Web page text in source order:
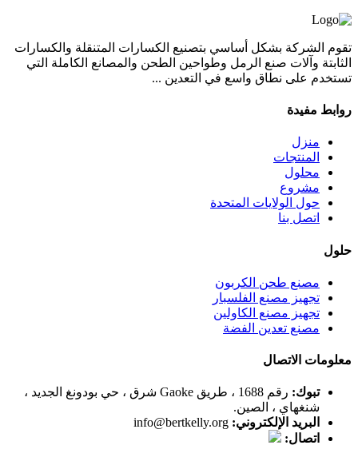
تقوم الشركة بشكل أساسي بتصنيع الكسارات المتنقلة والكسارات
الثابتة وآلات صنع الرمل وطواحين الطحن والمصانع الكاملة التي
تستخدم على نطاق واسع في التعدين ...
روابط مفيدة
منزل
المنتجات
محلول
مشروع
حول الولايات المتحدة
اتصل بنا
حلول
مصنع طحن الكربون
تجهيز مصنع الفلسبار
تجهيز مصنع الكاولين
مصنع تعدين الفضة
معلومات الاتصال
تبوك:
رقم 1688 ، طريق Gaoke شرق ، حي بودونغ الجديد ،
شنغهاي ، الصين.
البريد الإلكتروني: info@bertkelly.org
اتصال: